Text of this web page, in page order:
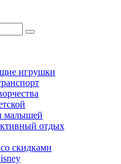
игрушки
малышей
отдых
скидками